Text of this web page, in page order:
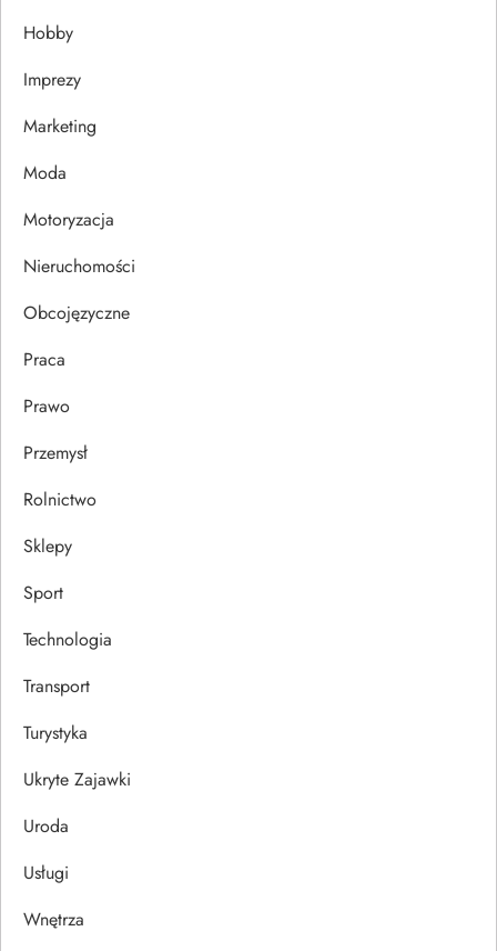
a
w
p
u
Hobby
Imprezy
Marketing
Moda
Motoryzacja
Nieruchomości
Obcojęzyczne
Praca
Prawo
Przemysł
Rolnictwo
Sklepy
Sport
Technologia
Transport
Turystyka
Ukryte Zajawki
Uroda
Usługi
Wnętrza